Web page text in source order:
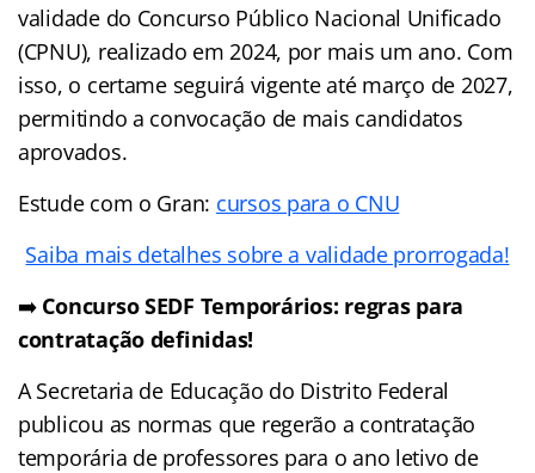
validade do Concurso Público Nacional Unificado
(CPNU), realizado em 2024, por mais um ano. Com
isso, o certame seguirá vigente até março de 2027,
permitindo a convocação de mais candidatos
aprovados.
Estude com o Gran: cursos para o CNU
Saiba mais detalhes sobre a validade prorrogada!
➡️ Concurso SEDF Temporários: regras para
contratação definidas!
A Secretaria de Educação do Distrito Federal
publicou as normas que regerão a contratação
temporária de professores para o ano letivo de